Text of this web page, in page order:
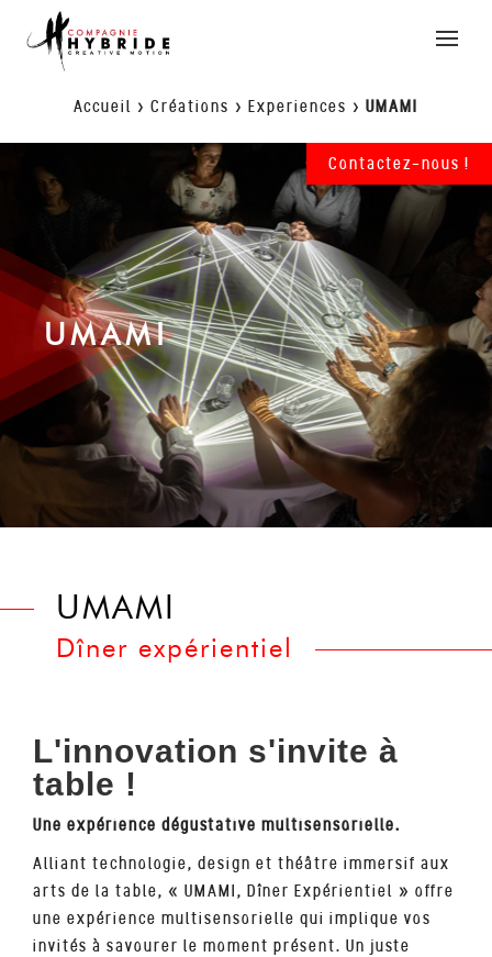
Toggle
Accueil > Créations > Experiences > UMAMI
UMAMI
UMAMI
Dîner expérientiel
L'innovation s'invite à
table !
Une expérience dégustative multisensorielle.
Alliant technologie, design et théâtre immersif aux
arts de la table, « UMAMI, Dîner Expérientiel » offre
une expérience multisensorielle qui implique vos
invités à savourer le moment présent. Un juste
Contactez-nous !